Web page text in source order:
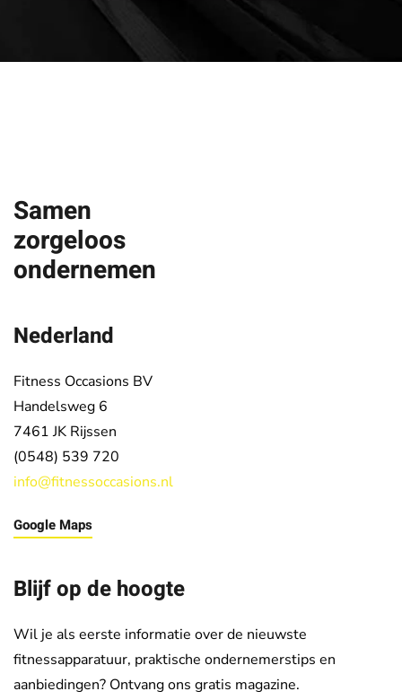
Samen
zorgeloos
ondernemen
Nederland
Fitness Occasions BV
Handelsweg 6
7461 JK Rijssen
(0548) 539 720
info@fitnessoccasions.nl
Google Maps
Blijf op de hoogte
Wil je als eerste informatie over de nieuwste
fitnessapparatuur, praktische ondernemerstips en
aanbiedingen? Ontvang ons gratis magazine.